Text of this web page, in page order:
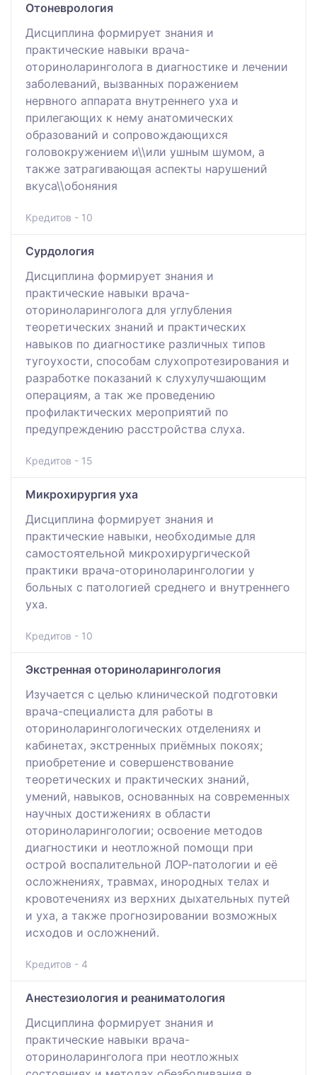
Отоневрология
Дисциплина формирует знания и
практические навыки врача-
оториноларинголога в диагностике и лечении
заболеваний, вызванных поражением
нервного аппарата внутреннего уха и
прилегающих к нему анатомических
образований и сопровождающихся
головокружением и\\или ушным шумом, а
также затрагивающая аспекты нарушений
вкуса\\обоняния
Кредитов - 10
Сурдология
Дисциплина формирует знания и
практические навыки врача-
оториноларинголога для углубления
теоретических знаний и практических
навыков по диагностике различных типов
тугоухости, способам слухопротезирования и
разработке показаний к слухулучшающим
операциям, а так же проведению
профилактических мероприятий по
предупреждению расстройства слуха.
Кредитов - 15
Микрохирургия уха
Дисциплина формирует знания и
практические навыки, необходимые для
самостоятельной микрохирургической
практики врача-оториноларингологии у
больных с патологией среднего и внутреннего
уха.
Кредитов - 10
Экстренная оториноларингология
Изучается с целью клинической подготовки
врача-специалиста для работы в
оториноларингологических отделениях и
кабинетах, экстренных приёмных покоях;
приобретение и совершенствование
теоретических и практических знаний,
умений, навыков, основанных на современных
научных достижениях в области
оториноларингологии; освоение методов
диагностики и неотложной помощи при
острой воспалительной ЛОР-патологии и её
осложнениях, травмах, инородных телах и
кровотечениях из верхних дыхательных путей
и уха, а также прогнозировании возможных
исходов и осложнений.
Кредитов - 4
Анестезиология и реаниматология
Дисциплина формирует знания и
практические навыки врача-
оториноларинголога при неотложных